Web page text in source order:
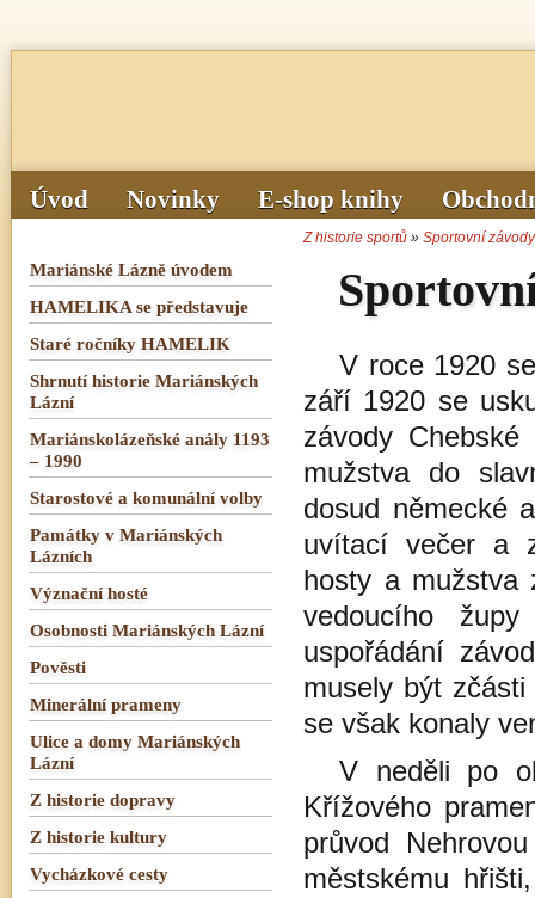
Úvod Novinky E-shop knihy
Mariánské Lázně úvodem
HAMELIKA se představuje
Staré ročníky HAMELIK
Shrnutí historie Mariánských
Lázní
Mariánskolázeňské anály 1193
– 1990
Starostové a komunální volby
Památky v Mariánských
Lázních
Význační hosté
Osobnosti Mariánských Lázní
Pověsti
Minerální prameny
Ulice a domy Mariánských
Lázní
Z historie dopravy
Z historie kultury
Vycházkové cesty
Z historie sportů »Sportovní
V roce 1920
září 1920 se
závody
mužstva do
dosud německé
uvítací večer a
hosty a mužstva
vedoucího župy
uspořádání
musely být zčásti
se však konaly
V neděli po
Křížového
průvod
městskému